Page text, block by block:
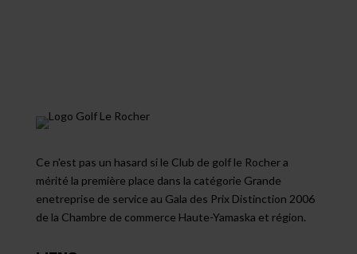
Ce n'est pas un hasard si le Club de golf le Rocher a
mérité la première place dans la catégorie Grande
enetreprise de service au Gala des Prix Distinction 2006
de la Chambre de commerce Haute-Yamaska et région.